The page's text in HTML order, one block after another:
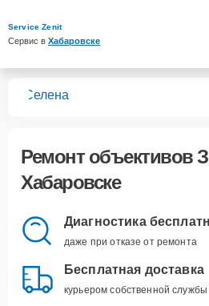
Service Zenit
Сервис в Хабаровске
Селена
Ремонт объективов
Хабаровске
Диагностика
даже при отказе от ремонта
Бесплатная доставка
курьером собственной службы